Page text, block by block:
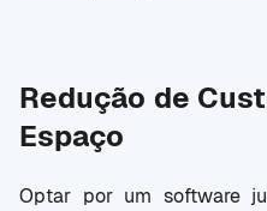
Redução de
Espaço
Optar por um software